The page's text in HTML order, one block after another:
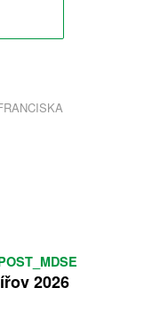
2026